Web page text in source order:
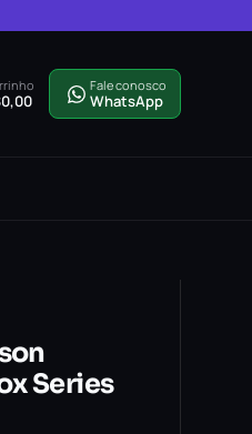
0,00
Fale conosco
WhatsApp
Series